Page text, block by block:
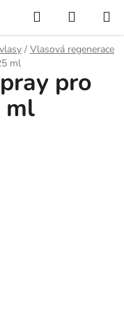
Hledat
KOŠÍK
/ Vlasová regenerace
ml
pro
ml